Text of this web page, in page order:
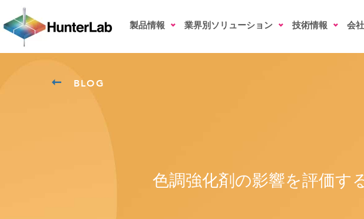
製品情報 業界別ソリューション 技術情報 会
BLOG
色調強化剤の影響を評価す